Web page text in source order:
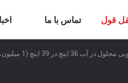
تماس با ما قول
در 39 اینچ (1 میلیون، 100 کیسه)